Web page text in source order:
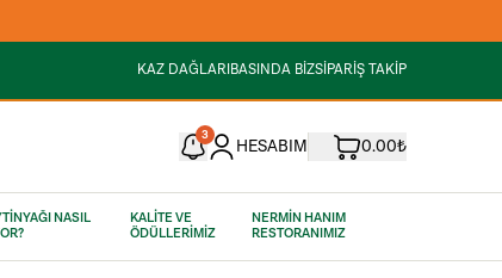
KAZ DAĞLARIBASINDA BİZSİPARİŞ TAKİP
3
HESABIM 0.00₺
NASIL
KALİTE VE
ÖDÜLLERİMİZ
NERMİN HANIM
RESTORANIMIZ